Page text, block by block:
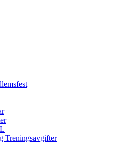
Treningsavgifter